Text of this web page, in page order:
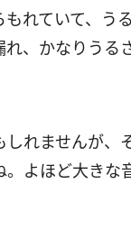
れていて、う
れ、かなりう
れませんが、
よほど大きな